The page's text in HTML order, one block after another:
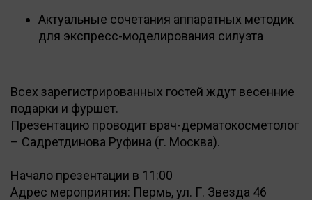
Актуальные сочетания аппаратных методик
для экспресс-моделирования силуэта
Всех зарегистрированных гостей ждут весенние
подарки и фуршет.
Презентацию проводит врач-дерматокосметолог
– Садретдинова Руфина (г. Москва).
Начало презентации в 11:00
Адрес мероприятия: Пермь, ул. Г. Звезда 46